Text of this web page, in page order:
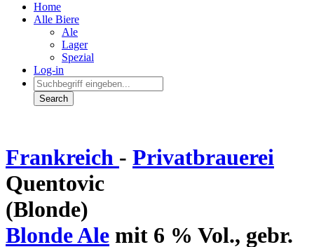
Home
Alle Biere
Ale
Lager
Spezial
Log-in
Frankreich - Privatbrauerei
Quentovic
(Blonde)
Blonde Ale mit 6 % Vol., gebr.